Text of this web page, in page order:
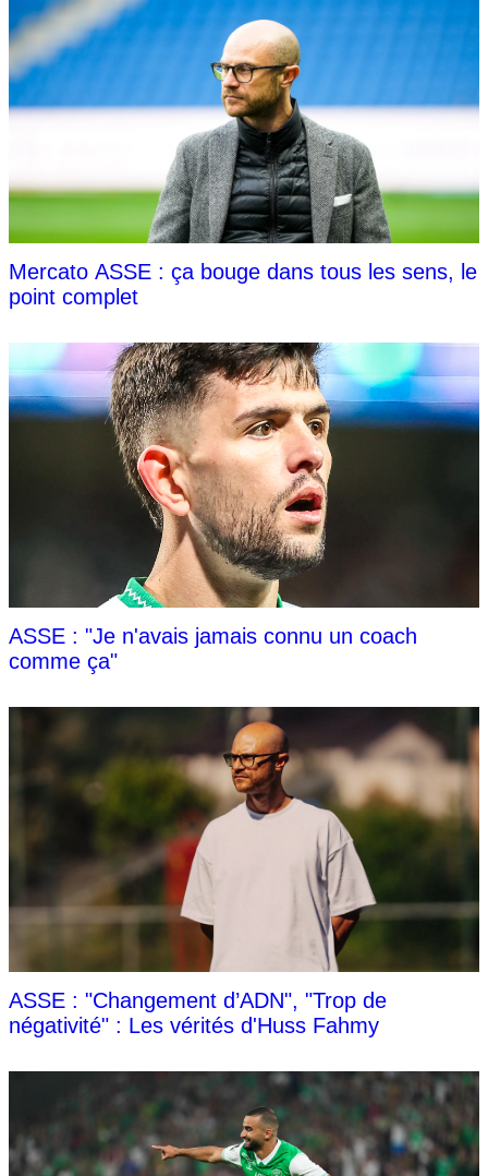
Mercato ASSE : ça bouge dans tous les sens, le
point complet
ASSE : "Je n'avais jamais connu un coach
comme ça"
ASSE : "Changement d’ADN", "Trop de
négativité" : Les vérités d'Huss Fahmy